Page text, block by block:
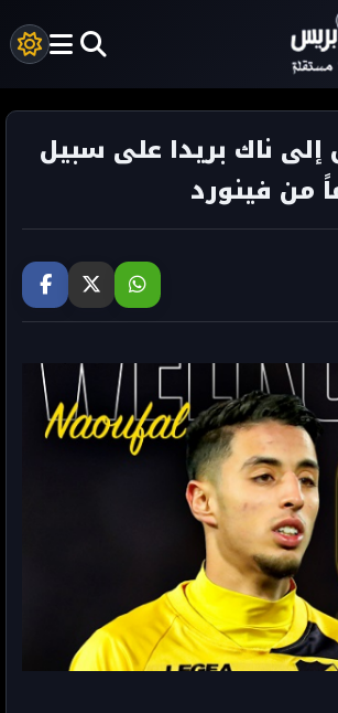
إلى ناك بريدا على سبيل
من فينورد